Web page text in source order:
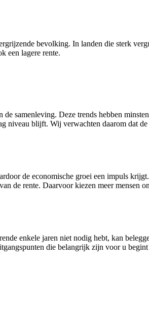
bevolking. In landen die sterk
een lagere rente.
samenleving. Deze trends hebben
niveau blijft. Wij verwachten daarom dat
de economische groei een impuls
de rente. Daarvoor kiezen meer mensen
enkele jaren niet nodig hebt, kan
die belangrijk zijn voor u